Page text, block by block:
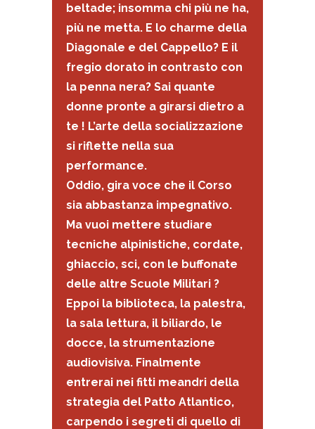
beltade; insomma chi più ne ha,
più ne metta. E lo charme della
Diagonale e del Cappello? E il
fregio dorato in contrasto con
la penna nera? Sai quante
donne pronte a girarsi dietro a
te ! L’arte della socializzazione
si riflette nella sua
performance.
Oddio, gira voce che il Corso
sia abbastanza impegnativo.
Ma vuoi mettere studiare
tecniche alpinistiche, cordate,
ghiaccio, sci, con le buffonate
delle altre Scuole Militari ?
Eppoi la biblioteca, la palestra,
la sala lettura, il biliardo, le
docce, la strumentazione
audiovisiva. Finalmente
entrerai nei fitti meandri della
strategia del Patto Atlantico,
carpendo i segreti di quello di